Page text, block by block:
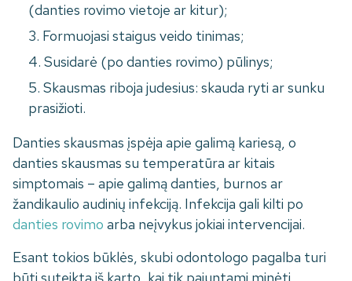
(danties rovimo vietoje ar kitur);
Formuojasi staigus veido tinimas;
Susidarė (po danties rovimo) pūlinys;
Skausmas riboja judesius: skauda ryti ar sunku
prasižioti.
Danties skausmas įspėja apie galimą kariesą, o
danties skausmas su temperatūra ar kitais
simptomais – apie galimą danties, burnos ar
žandikaulio audinių infekciją. Infekcija gali kilti po
danties rovimo arba neįvykus jokiai intervencijai.
Esant tokios būklės, skubi odontologo pagalba turi